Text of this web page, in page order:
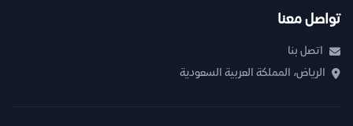
تواصل معنا
اتصل بنا
الرياض، المملكة العربية السعودية